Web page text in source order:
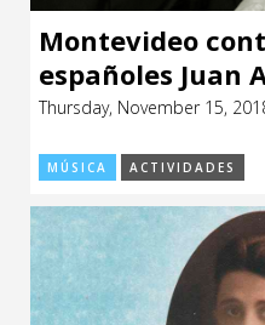
Montevideo
españoles Juan
Javier Piñango+
Thursday, November 15,
MÚSICA ACTIVIDADES